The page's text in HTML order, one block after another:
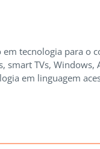
em tecnologia para o
smart TVs,
em linguagem